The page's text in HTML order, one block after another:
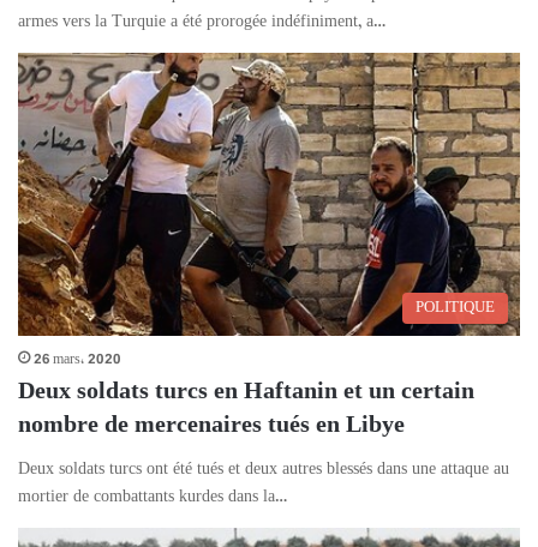
armes vers la Turquie a été prorogée indéfiniment, a…
POLITIQUE
26 mars، 2020
Deux soldats turcs en Haftanin et un certain
nombre de mercenaires tués en Libye
Deux soldats turcs ont été tués et deux autres blessés dans une attaque au
mortier de combattants kurdes dans la…